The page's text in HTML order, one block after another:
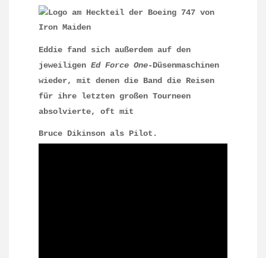
Eddie fand sich außerdem auf den
jeweiligen Ed Force One-Düsenmaschinen
wieder, mit denen die Band die Reisen
für ihre letzten großen Tourneen
absolvierte, oft mit
Bruce Dikinson als Pilot.